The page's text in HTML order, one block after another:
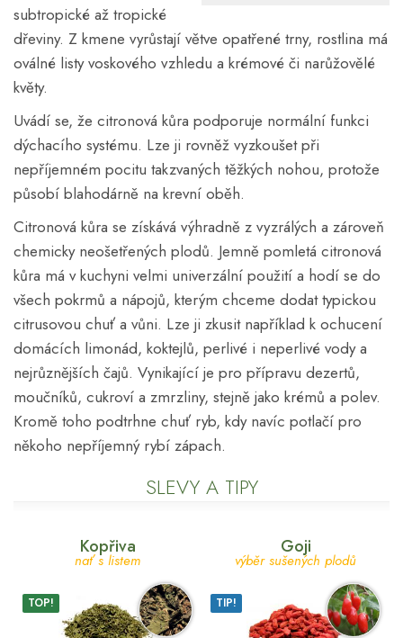
subtropické až tropické
dřeviny. Z kmene vyrůstají větve opatřené trny, rostlina má
oválné listy voskového vzhledu a krémové či narůžovělé
květy.
Uvádí se, že citronová kůra podporuje normální funkci
dýchacího systému. Lze ji rovněž vyzkoušet při
nepříjemném pocitu takzvaných těžkých nohou, protože
působí blahodárně na krevní oběh.
Citronová kůra se získává výhradně z vyzrálých a zároveň
chemicky neošetřených plodů. Jemně pomletá citronová
kůra má v kuchyni velmi univerzální použití a hodí se do
všech pokrmů a nápojů, kterým chceme dodat typickou
citrusovou chuť a vůni. Lze ji zkusit například k ochucení
domácích limonád, koktejlů, perlivé i neperlivé vody a
nejrůznějších čajů. Vynikající je pro přípravu dezertů,
moučníků, cukroví a zmrzliny, stejně jako krémů a polev.
Kromě toho podtrhne chuť ryb, kdy navíc potlačí pro
někoho nepříjemný rybí zápach.
SLEVY A TIPY
Kopřiva
nať s listem
TOP!
Goji
výběr sušených plodů
TIP!